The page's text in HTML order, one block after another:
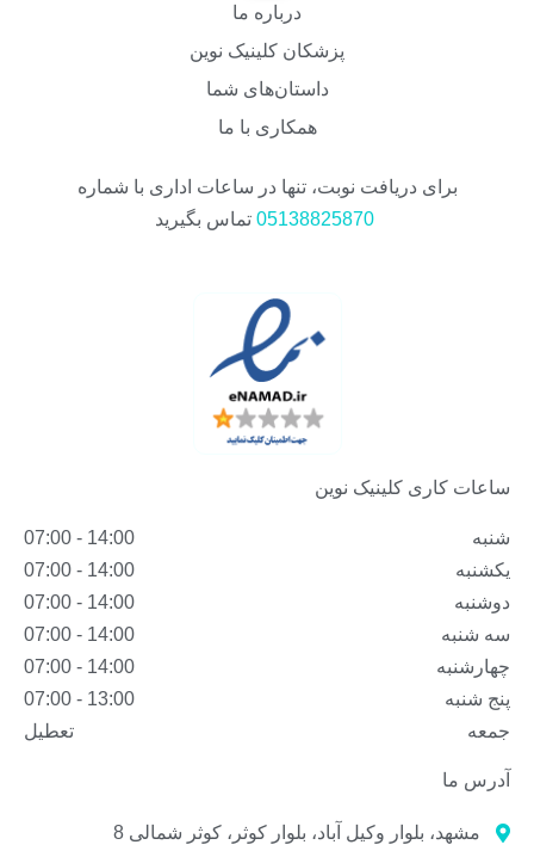
درباره ما
پزشکان کلینیک نوین
داستان‌های شما
همکاری با ما
برای دریافت نوبت، تنها در ساعات اداری با شماره
05138825870 تماس بگیرید
ساعات کاری کلینیک نوین
شنبه
14:00 - 07:00
یکشنبه
14:00 - 07:00
دوشنبه
14:00 - 07:00
سه شنبه
14:00 - 07:00
چهارشنبه
14:00 - 07:00
پنج شنبه
13:00 - 07:00
جمعه
تعطیل
آدرس ما
مشهد، بلوار وکیل آباد، بلوار کوثر، کوثر شمالی 8